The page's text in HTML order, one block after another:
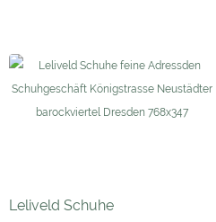
Leliveld Schuhe